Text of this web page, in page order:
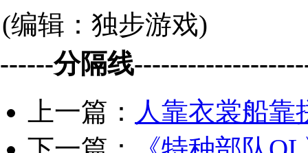
(编辑：独步游戏)
------分隔线
上一篇： 人靠衣裳船靠